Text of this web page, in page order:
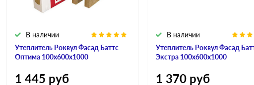
Утеплитель Роквул Фасад Баттс
Оптима 100х600х1000
В наличии
1 445 руб
Утеплитель Роквул Фасад
Экстра 100х600х1000
В наличии
1 370 руб